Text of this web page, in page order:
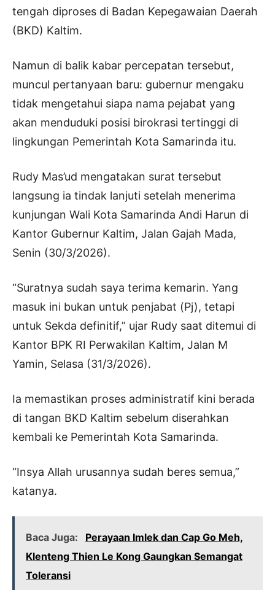
tengah diproses di Badan Kepegawaian Daerah
(BKD) Kaltim.
Namun di balik kabar percepatan tersebut,
muncul pertanyaan baru: gubernur mengaku
tidak mengetahui siapa nama pejabat yang
akan menduduki posisi birokrasi tertinggi di
lingkungan Pemerintah Kota Samarinda itu.
Rudy Mas’ud mengatakan surat tersebut
langsung ia tindak lanjuti setelah menerima
kunjungan Wali Kota Samarinda Andi Harun di
Kantor Gubernur Kaltim, Jalan Gajah Mada,
Senin (30/3/2026).
“Suratnya sudah saya terima kemarin. Yang
masuk ini bukan untuk penjabat (Pj), tetapi
untuk Sekda definitif,” ujar Rudy saat ditemui di
Kantor BPK RI Perwakilan Kaltim, Jalan M
Yamin, Selasa (31/3/2026).
Ia memastikan proses administratif kini berada
di tangan BKD Kaltim sebelum diserahkan
kembali ke Pemerintah Kota Samarinda.
“Insya Allah urusannya sudah beres semua,”
katanya.
Baca Juga:
Perayaan Imlek dan Cap Go Meh,
Klenteng Thien Le Kong Gaungkan Semangat
Toleransi